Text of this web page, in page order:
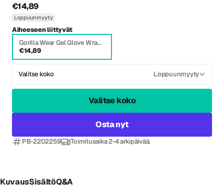
€14,89
Loppuunmyyty
Aiheeseen liittyvät
Gorilla Wear Gel Glove Wraps Black
€14,89
Valitse koko Loppuunmyyty
Valitse koko
Osta nyt
PB-2202259 Toimitusaika 2-4 arkipäivää.
KuvausSisältöQ&A